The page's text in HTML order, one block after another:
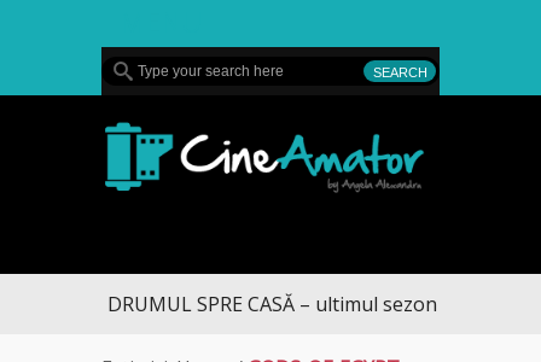
DRUMUL SPRE CASĂ – ultimul sezon te aduce la